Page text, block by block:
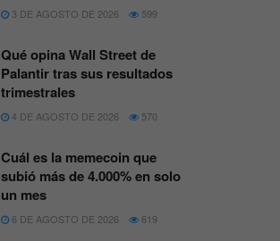
3 DE AGOSTO DE 2026 599
Qué opina Wall Street de
Palantir tras sus resultados
trimestrales
4 DE AGOSTO DE 2026 570
Cuál es la memecoin que
subió más de 4.000% en solo
un mes
6 DE AGOSTO DE 2026 619